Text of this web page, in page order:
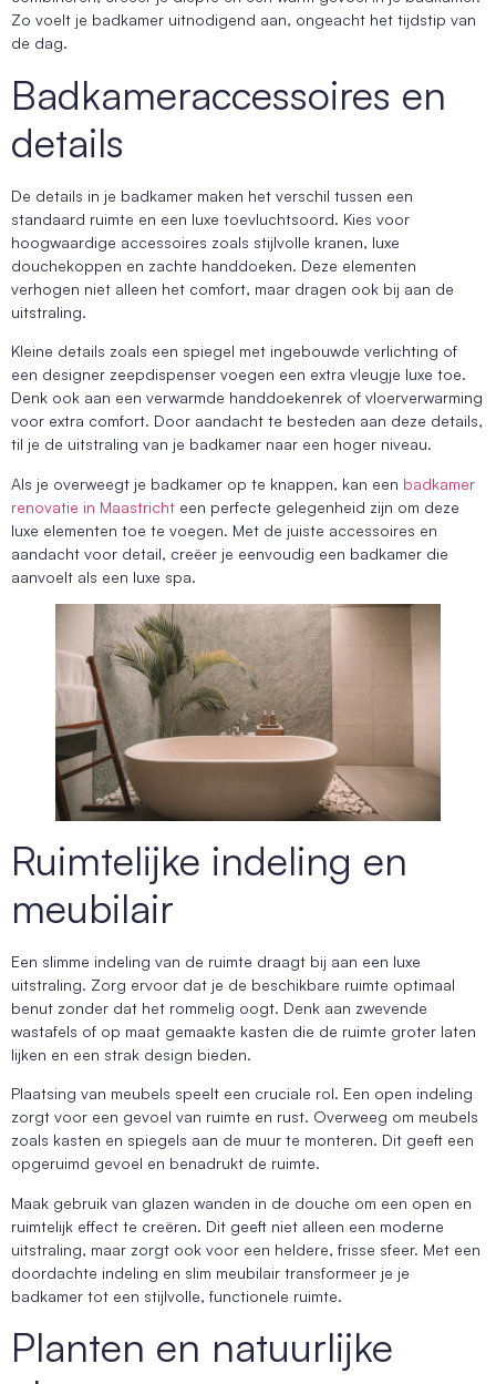
Zo voelt je badkamer uitnodigend aan, ongeacht het tijdstip van
de dag.
Badkameraccessoires en
details
De details in je badkamer maken het verschil tussen een
standaard ruimte en een luxe toevluchtsoord. Kies voor
hoogwaardige accessoires zoals stijlvolle kranen, luxe
douchekoppen en zachte handdoeken. Deze elementen
verhogen niet alleen het comfort, maar dragen ook bij aan de
uitstraling.
Kleine details zoals een spiegel met ingebouwde verlichting of
een designer zeepdispenser voegen een extra vleugje luxe toe.
Denk ook aan een verwarmde handdoekenrek of vloerverwarming
voor extra comfort. Door aandacht te besteden aan deze details,
til je de uitstraling van je badkamer naar een hoger niveau.
Als je overweegt je badkamer op te knappen, kan een badkamer
renovatie in Maastricht een perfecte gelegenheid zijn om deze
luxe elementen toe te voegen. Met de juiste accessoires en
aandacht voor detail, creëer je eenvoudig een badkamer die
aanvoelt als een luxe spa.
Ruimtelijke indeling en
meubilair
Een slimme indeling van de ruimte draagt bij aan een luxe
uitstraling. Zorg ervoor dat je de beschikbare ruimte optimaal
benut zonder dat het rommelig oogt. Denk aan zwevende
wastafels of op maat gemaakte kasten die de ruimte groter laten
lijken en een strak design bieden.
Plaatsing van meubels speelt een cruciale rol. Een open indeling
zorgt voor een gevoel van ruimte en rust. Overweeg om meubels
zoals kasten en spiegels aan de muur te monteren. Dit geeft een
opgeruimd gevoel en benadrukt de ruimte.
Maak gebruik van glazen wanden in de douche om een open en
ruimtelijk effect te creëren. Dit geeft niet alleen een moderne
uitstraling, maar zorgt ook voor een heldere, frisse sfeer. Met een
doordachte indeling en slim meubilair transformeer je je
badkamer tot een stijlvolle, functionele ruimte.
Planten en natuurlijke